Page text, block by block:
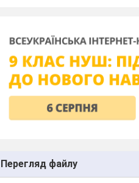
Перегляд файлу